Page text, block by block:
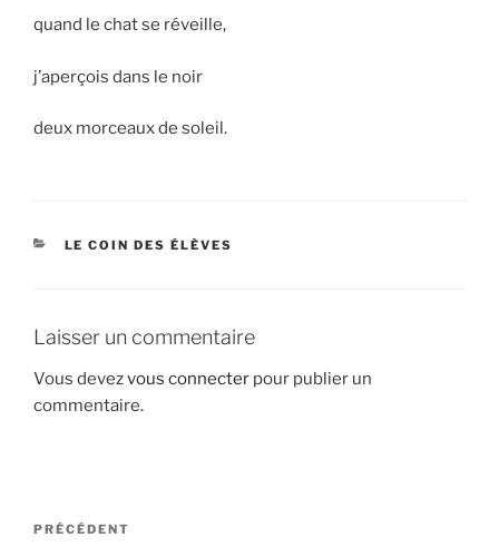
quand le chat se réveille,
j’aperçois dans le noir
deux morceaux de soleil.
CATÉGORIES
LE COIN DES ÉLÈVES
Laisser un commentaire
Vous devezvous connecter pour publier un
commentaire.
Navigation
Article
PRÉCÉDENT